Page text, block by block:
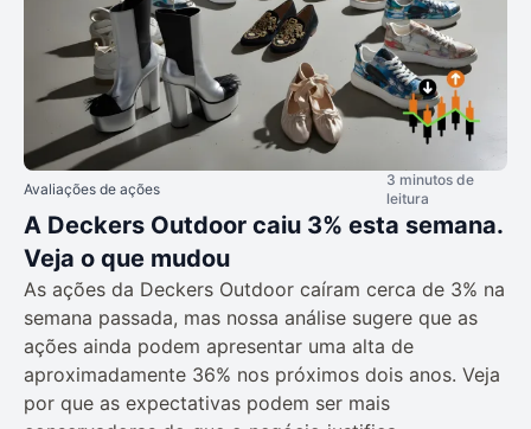
Avaliações de ações
3 minutos de
leitura
A Deckers Outdoor caiu 3% esta semana.
Veja o que mudou
As ações da Deckers Outdoor caíram cerca de 3% na
semana passada, mas nossa análise sugere que as
ações ainda podem apresentar uma alta de
aproximadamente 36% nos próximos dois anos. Veja
por que as expectativas podem ser mais